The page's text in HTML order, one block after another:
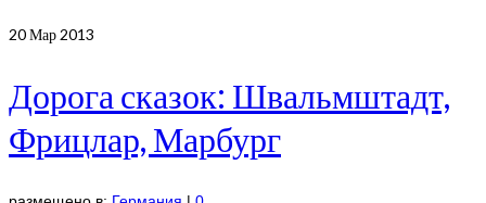
20Мар 2013
Дорога сказок: Швальмштадт,
Фрицлар, Марбург